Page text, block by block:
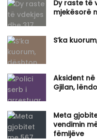
Dy raste të
mjekësorë
S’ka
Aksident
Gjilan,
​Meta
vendimin
fëmijëve